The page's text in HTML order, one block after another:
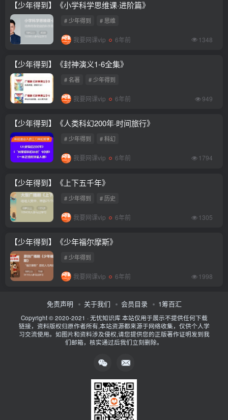
【少年得到】《小学科学思维课·进阶篇》
# 少年得到 # 思维
我要网课vip 6年前 1348
【少年得到】《封神演义1-6全集》
# 名著 # 少年得到
我要网课vip 6年前 949
【少年得到】《人类科幻200年·时间旅行》
# 少年得到 # 科幻
我要网课vip 6年前 1794
【少年得到】《上下五千年》
# 少年得到 # 历史
我要网课vip 6年前 1305
【少年得到】《少年福尔摩斯》
# 少年得到
我要网课vip 6年前 1998
免责声明 关于我们 会员目录 1筹百汇
Copyright © 2020-2021 · 无忧知识库 本站仅用于展示不提供任何下载
链接，资料版权归原作者所有,本站资源都来源于网络收集，仅供个人学
习交流使用。如图片和资料涉及侵权,请您提供您的正版著作证明发到我
们邮箱，核实通过后我们立刻删除。